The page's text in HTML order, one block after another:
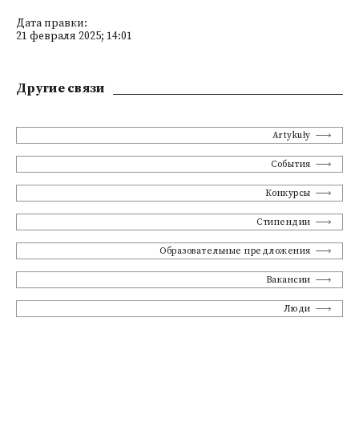
Дата правки:
21 февраля 2025; 14:01
Другие связи
Artykuły
События
Конкурсы
Стипендии
Образовательные предложения
Вакансии
Люди